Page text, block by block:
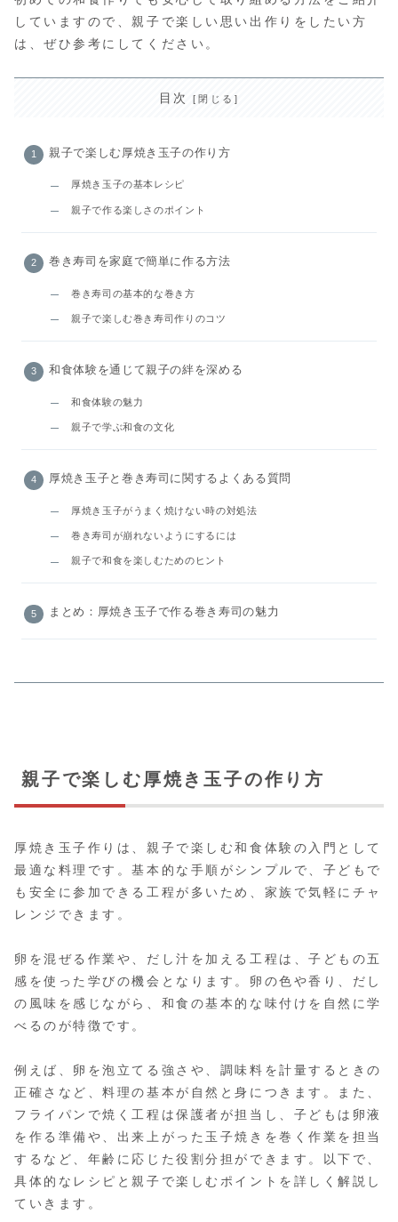
していますので、親子で楽しい思い出作りをしたい方
は、ぜひ参考にしてください。
目次
親子で楽しむ厚焼き玉子の作り方
厚焼き玉子の基本レシピ
親子で作る楽しさのポイント
巻き寿司を家庭で簡単に作る方法
巻き寿司の基本的な巻き方
親子で楽しむ巻き寿司作りのコツ
和食体験を通じて親子の絆を深める
和食体験の魅力
親子で学ぶ和食の文化
厚焼き玉子と巻き寿司に関するよくある質問
厚焼き玉子がうまく焼けない時の対処法
巻き寿司が崩れないようにするには
親子で和食を楽しむためのヒント
まとめ：厚焼き玉子で作る巻き寿司の魅力
親子で楽しむ厚焼き玉子の作り方
厚焼き玉子作りは、親子で楽しむ和食体験の入門として
最適な料理です。基本的な手順がシンプルで、子どもで
も安全に参加できる工程が多いため、家族で気軽にチャ
レンジできます。
卵を混ぜる作業や、だし汁を加える工程は、子どもの五
感を使った学びの機会となります。卵の色や香り、だし
の風味を感じながら、和食の基本的な味付けを自然に学
べるのが特徴です。
例えば、卵を泡立てる強さや、調味料を計量するときの
正確さなど、料理の基本が自然と身につきます。また、
フライパンで焼く工程は保護者が担当し、子どもは卵液
を作る準備や、出来上がった玉子焼きを巻く作業を担当
するなど、年齢に応じた役割分担ができます。以下で、
具体的なレシピと親子で楽しむポイントを詳しく解説し
ていきます。